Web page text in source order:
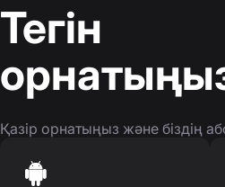
Тегін
Қазір орнатыңыз және біздің